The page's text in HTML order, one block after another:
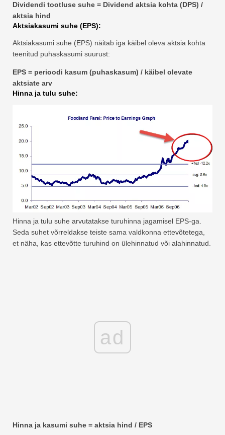
Dividendi tootluse suhe = Dividend aktsia kohta (DPS) /
aktsia hind
Aktsiakasumi suhe (EPS):
Aktsiakasumi suhe (EPS) näitab iga käibel oleva aktsia kohta
teenitud puhaskasumi suurust:
EPS = perioodi kasum (puhaskasum) / käibel olevate
aktsiate arv
Hinna ja tulu suhe:
Hinna ja tulu suhe arvutatakse turuhinna jagamisel EPS-ga.
Seda suhet võrreldakse teiste sama valdkonna ettevõtetega,
et näha, kas ettevõtte turuhind on ülehinnatud või alahinnatud.
ad
Hinna ja kasumi suhe = aktsia hind / EPS